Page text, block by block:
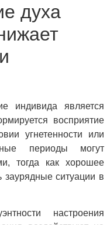
духа
индивида является
восприятие
угнетенности или
периоды могут
тогда как хорошее
заурядные ситуации в
настроения